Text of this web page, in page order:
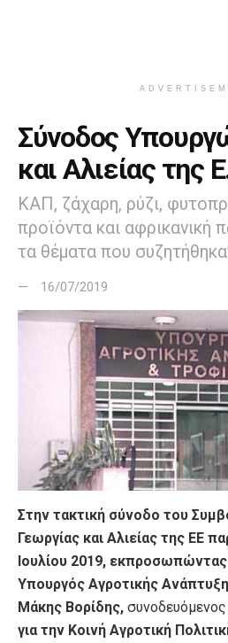
Σύνοδος
και Αλιείας της
ΚΑΠ, ζάχαρη, ρύζι,
προϊόντα και αφρικανική
τα θέματα που
16/07/2019
Στην τακτική σύνοδο του
Γεωργίας και Αλιείας της ΕΕ
Ιουλίου 2019,
Υπουργός Αγροτικής
Μάκης Βορίδης,
για την Κοινή Αγροτική